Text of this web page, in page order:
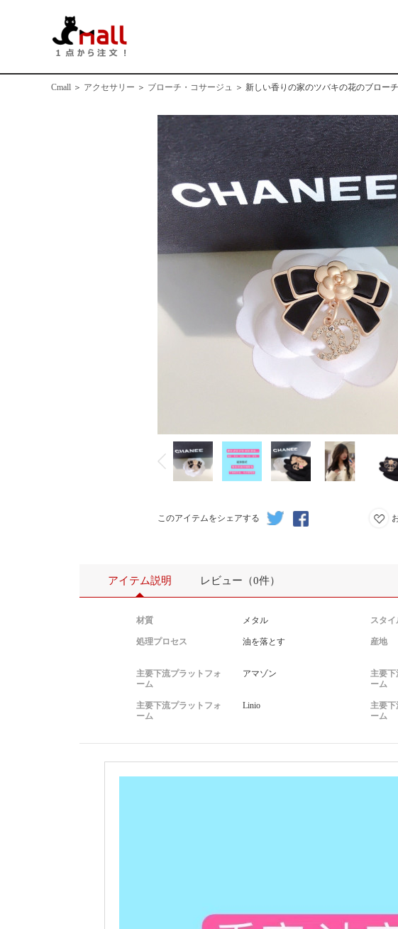
Cmall ＞ アクセサリー ＞ ブローチ・コサージュ ＞ 新しい香りの家のツバキの花のブロー
このアイテムをシェアする
アイテム説明 レビュー（0件）
材質 メタル スタイ
処理プロセス 油を落とす 産地
主要下流プラットフォ
ーム
アマゾン
主要下
ーム
主要下流プラットフォ
ーム
Linio
主要下
ーム